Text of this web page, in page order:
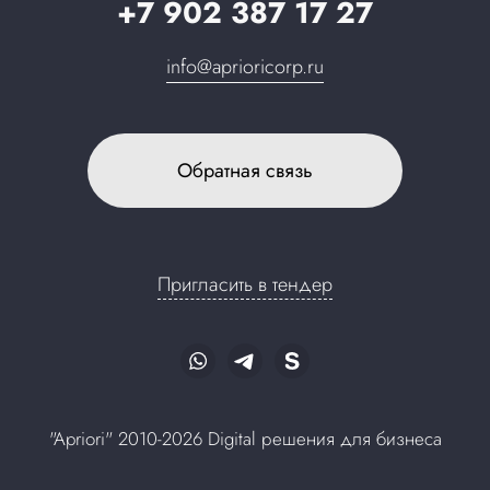
+7 902 387 17 27
info@aprioricorp.ru
Обратная связь
Пригласить в тендер
"Apriori" 2010-2026 Digital решения для бизнеса